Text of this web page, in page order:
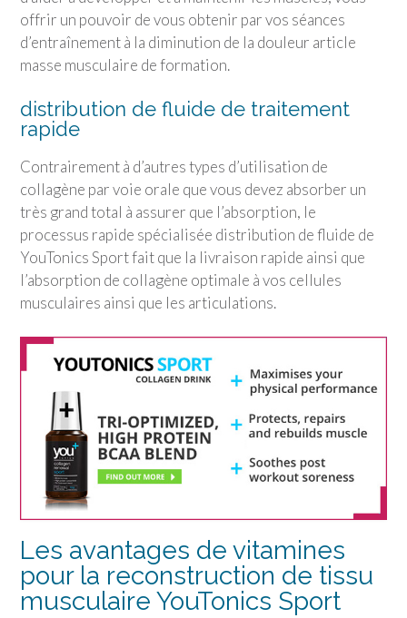
offrir un pouvoir de vous obtenir par vos séances
d’entraînement à la diminution de la douleur article
masse musculaire de formation.
distribution de fluide de traitement
rapide
Contrairement à d’autres types d’utilisation de
collagène par voie orale que vous devez absorber un
très grand total à assurer que l’absorption, le
processus rapide spécialisée distribution de fluide de
YouTonics Sportfait que la livraison rapide ainsi que
l’absorption de collagène optimale à vos cellules
musculaires ainsi que les articulations.
Les avantages de vitamines
pour la reconstruction de tissu
musculaire YouTonics Sport